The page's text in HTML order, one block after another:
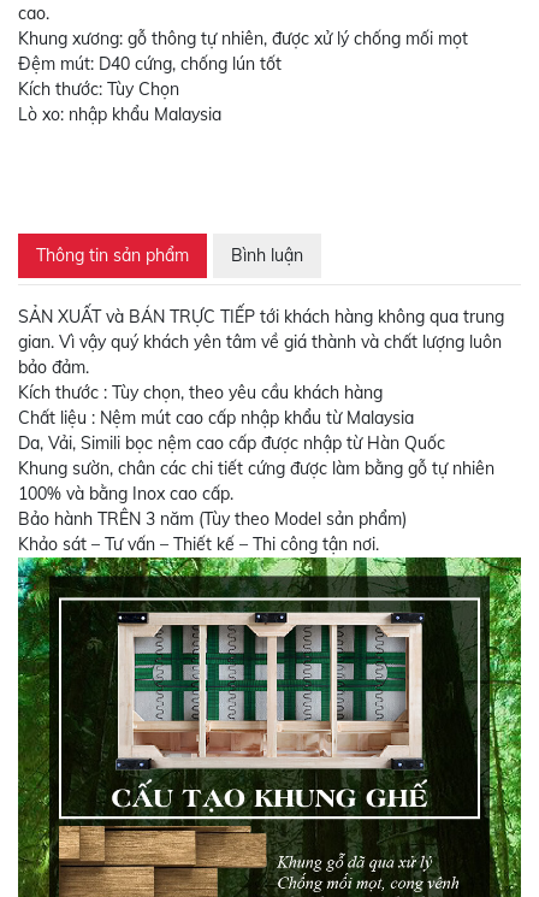
cao.
Khung xương: gỗ thông tự nhiên, được xử lý chống mối mọt
Đệm mút: D40 cứng, chống lún tốt
Kích thước: Tùy Chọn
Lò xo: nhập khẩu Malaysia
Thông tin sản phẩm Bình luận
SẢN XUẤT và BÁN TRỰC TIẾP tới khách hàng không qua trung
gian. Vì vậy quý khách yên tâm về giá thành và chất lượng luôn
bảo đảm.
Kích thước : Tùy chọn, theo yêu cầu khách hàng
Chất liệu : Nệm mút cao cấp nhập khẩu từ Malaysia
Da, Vải, Simili bọc nệm cao cấp được nhập từ Hàn Quốc
Khung sườn, chân các chi tiết cứng được làm bằng gỗ tự nhiên
100% và bằng Inox cao cấp.
Bảo hành TRÊN 3 năm (Tùy theo Model sản phẩm)
Khảo sát – Tư vấn – Thiết kế – Thi công tận nơi.